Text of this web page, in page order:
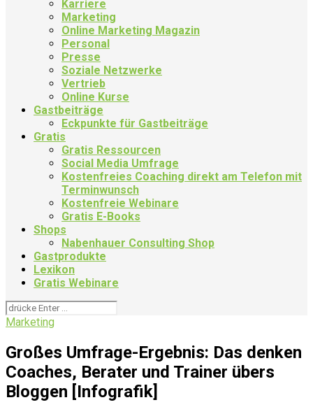
Karriere
Marketing
Online Marketing Magazin
Personal
Presse
Soziale Netzwerke
Vertrieb
Online Kurse
Gastbeiträge
Eckpunkte für Gastbeiträge
Gratis
Gratis Ressourcen
Social Media Umfrage
Kostenfreies Coaching direkt am Telefon mit
Terminwunsch
Kostenfreie Webinare
Gratis E-Books
Shops
Nabenhauer Consulting Shop
Gastprodukte
Lexikon
Gratis Webinare
Marketing
Großes Umfrage-Ergebnis: Das denken
Coaches, Berater und Trainer übers
Bloggen [Infografik]